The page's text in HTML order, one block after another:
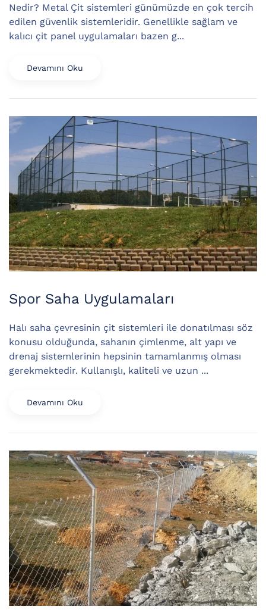
Nedir? Metal Çit sistemleri günümüzde en çok tercih
edilen güvenlik sistemleridir. Genellikle sağlam ve
kalıcı çit panel uygulamaları bazen g...
Devamını Oku
Spor Saha Uygulamaları
Halı saha çevresinin çit sistemleri ile donatılması söz
konusu olduğunda, sahanın çimlenme, alt yapı ve
drenaj sistemlerinin hepsinin tamamlanmış olması
gerekmektedir. Kullanışlı, kaliteli ve uzun ...
Devamını Oku